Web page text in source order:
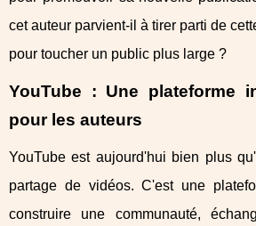
cet auteur parvient-il à tirer parti de
pour toucher un public plus large ?
YouTube : Une plateforme
pour les auteurs
YouTube est aujourd'hui bien plus
partage de vidéos. C'est une
construire une communauté,